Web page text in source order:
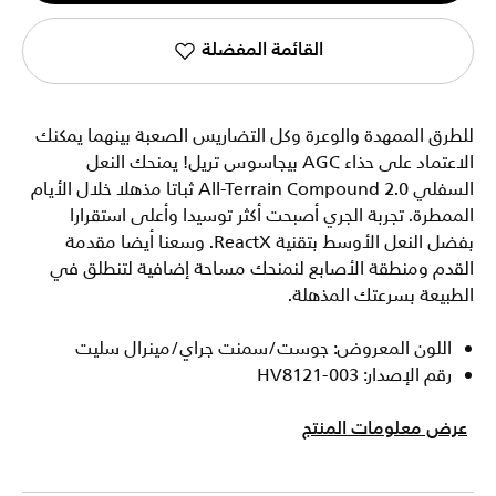
القائمة المفضلة
للطرق الممهدة والوعرة وكل التضاريس الصعبة بينهما يمكنك
الاعتماد على حذاء AGC بيجاسوس تريل! يمنحك النعل
السفلي All-Terrain Compound 2.0 ثباتا مذهلا خلال الأيام
الممطرة. تجربة الجري أصبحت أكثر توسيدا وأعلى استقرارا
بفضل النعل الأوسط بتقنية ReactX. وسعنا أيضا مقدمة
القدم ومنطقة الأصابع لنمنحك مساحة إضافية لتنطلق في
الطبيعة بسرعتك المذهلة.
اللون المعروض: جوست/سمنت جراي/مينرال سليت
رقم الإصدار: HV8121-003
عرض معلومات المنتج